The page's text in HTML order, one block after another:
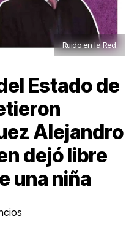
Ruido en la Red
Estado de
Alejandro
dejó libre
una niña